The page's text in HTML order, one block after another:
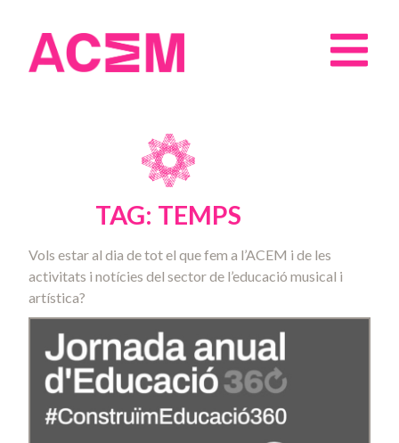
TAG: TEMPS
Vols estar al dia de tot el que fem a l’ACEM i de les
activitats i notícies del sector de l’educació musical i
artística?